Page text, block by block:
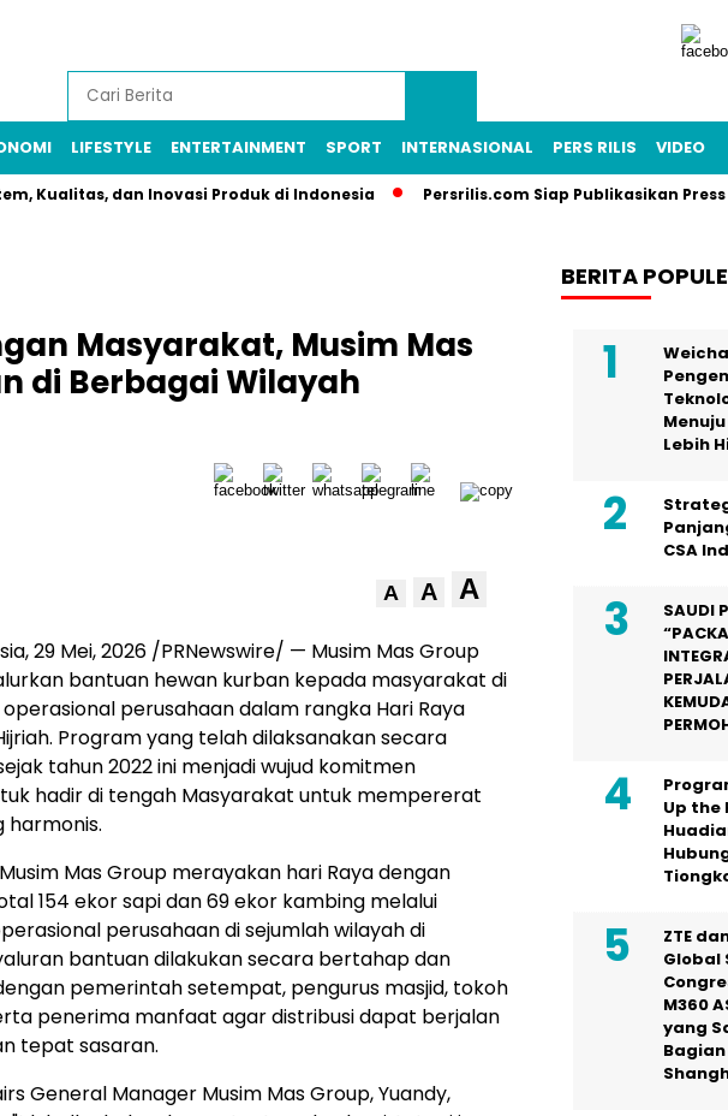
LIFESTYLE ENTERTAINMENT SPORT INTERNASIONAL PERS RILIS VIDEO
Kualitas, dan Inovasi Produk di Indonesia Persrilis.com Siap Publikasikan
Masyarakat, Musim Mas
di Berbagai Wilayah
A A A
,29 Mei, 2026 /PRNewswire/ — Musim Mas Group
bantuan hewan kurban kepada masyarakat di
perusahaan dalam rangka Hari Raya
Program yang telah dilaksanakan secara
tahun 2022 ini menjadi wujud komitmen
hadir di tengah Masyarakat untuk mempererat
harmonis.
Mas Group merayakan hari Raya dengan
154 ekor sapi dan 69 ekor kambing melalui
perusahaan di sejumlah wilayah di
bantuan dilakukan secara bertahap dan
pemerintah setempat, pengurus masjid, tokoh
penerima manfaat agar distribusi dapat berjalan
tepat sasaran.
General Manager Musim Mas Group, Yuandy,
BERITA
Lebih
CSA
SAUDI
Up the
ZTE
Global
M360
yang